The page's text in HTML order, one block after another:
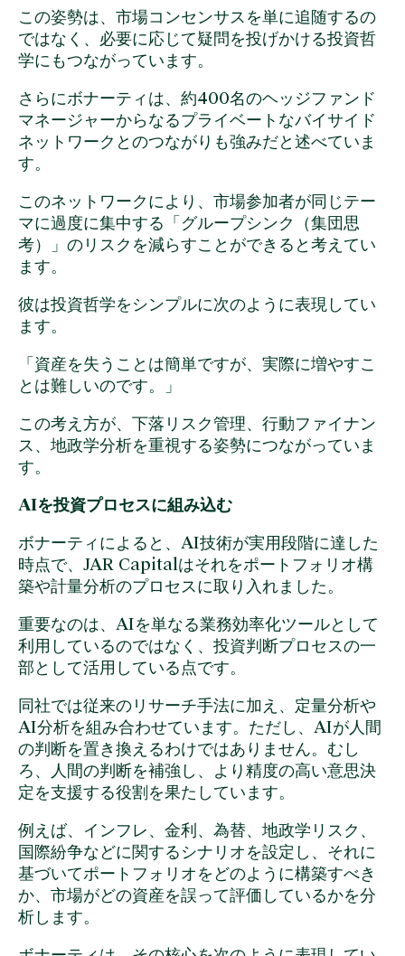
この姿勢は、市場コンセンサスを単に追随するの
ではなく、必要に応じて疑問を投げかける投資哲
学にもつながっています。
さらにボナーティは、約400名のヘッジファンド
マネージャーからなるプライベートなバイサイド
ネットワークとのつながりも強みだと述べていま
す。
このネットワークにより、市場参加者が同じテー
マに過度に集中する「グループシンク（集団思
考）」のリスクを減らすことができると考えてい
ます。
彼は投資哲学をシンプルに次のように表現してい
ます。
「資産を失うことは簡単ですが、実際に増やすこ
とは難しいのです。」
この考え方が、下落リスク管理、行動ファイナン
ス、地政学分析を重視する姿勢につながっていま
す。
AIを投資プロセスに組み込む
ボナーティによると、AI技術が実用段階に達した
時点で、JAR Capitalはそれをポートフォリオ構
築や計量分析のプロセスに取り入れました。
重要なのは、AIを単なる業務効率化ツールとして
利用しているのではなく、投資判断プロセスの一
部として活用している点です。
同社では従来のリサーチ手法に加え、定量分析や
AI分析を組み合わせています。ただし、AIが人間
の判断を置き換えるわけではありません。むし
ろ、人間の判断を補強し、より精度の高い意思決
定を支援する役割を果たしています。
例えば、インフレ、金利、為替、地政学リスク、
国際紛争などに関するシナリオを設定し、それに
基づいてポートフォリオをどのように構築すべき
か、市場がどの資産を誤って評価しているかを分
析します。